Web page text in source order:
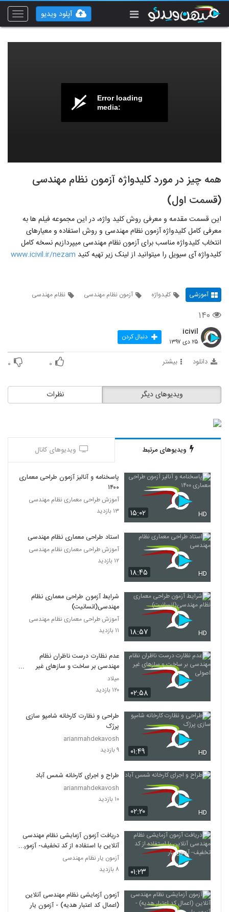
Toggle
آپلود ویدیو
Error loading
media:
همه چیز در مورد کلیدواژه آزمون نظام مهندسی
(قسمت اول)
این قسمت مقدمه و معرفی روش کلید واژه، در این مجموعه فیلم ها به
معرفی کامل کلیدواژه آزمون نظام مهندسی و روش استفاده و معیارهای
انتخاب کلیدواژه مناسب برای آزمون نظام مهندسی میپردازیم نسخه کامل
کلیدواژه آی سیویل را میتوانید از لینک زیر تهیه کنید www.icivil.ir/nezam
آموزشی کلیدواژه آزمون نظام مهندسی نظام مهندسی
۱۴۰
icivil
۲۵ دی ۱۳۹۷ دنبال کردن
دانلود بیشتر ۰ ۰
نظرات ویدیوهای دیگر
ویدیوهای مرتبط ویدیوهای کانال
۱۵:۰۲ HD
پاسخنامه و آنالیز آزمون طراحی معماری
۱۴۰۰
آموزش طراحی معماری نظام مهندسی
۱۳ بازدید
۱۸:۴۵ HD
استاد طراحی معماری نظام مهندسی
آموزش طراحی معماری نظام مهندسی
۱۲ بازدید
۱۸:۵۷ HD
شرایط آزمون طراحی معماری نظام
مهندسی(انسانیت)
آموزش طراحی معماری نظام مهندسی
۱۱ بازدید
۰۲:۵۸
عدم نظارت درست ناظران نظام
مهندسی بر ساخت و سازهای غیر
اصولی
میلاد
۱۲۰ بازدید
۰۱:۴۹ HD
طراحی و نظارت کارخانه شامپو سازی
پرژک
arianmahdekavosh
۹ بازدید
۰۲:۲۰ HD
طراح و اجرای کارخانه شمس آباد
arianmahdekavosh
۱۰ بازدید
۰۱:۲۳
دریافت آزمون آزمایشی نظام مهندسی
آنلاین با استفاده از کد تخفیف- آزمون
یار
آزمون یار نظام مهندسی
۸ بازدید
آزمون آزمایشی نظام مهندسی آنلاین
(اعمال کد اعتبار هدیه) - آزمون یار